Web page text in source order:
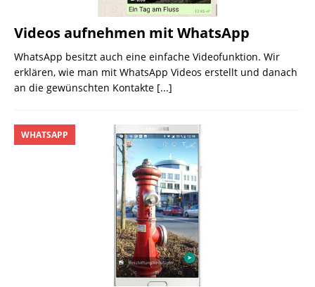
Videos aufnehmen mit WhatsApp
WhatsApp besitzt auch eine einfache Videofunktion. Wir
erklären, wie man mit WhatsApp Videos erstellt und danach
an die gewünschten Kontakte [...]
WHATSAPP